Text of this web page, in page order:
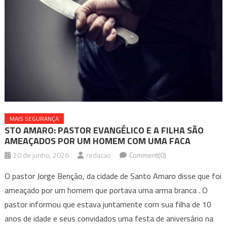
MAIS SEGURANÇA
STO AMARO: PASTOR EVANGÉLICO E A FILHA SÃO
AMEAÇADOS POR UM HOMEM COM UMA FACA
20 de junho, 2026 redacao Comment(0)
O pastor Jorge Benção, da cidade de Santo Amaro disse que foi
ameaçado por um homem que portava uma arma branca . O
pastor informou que estava juntamente com sua filha de 10
anos de idade e seus convidados uma festa de aniversário na